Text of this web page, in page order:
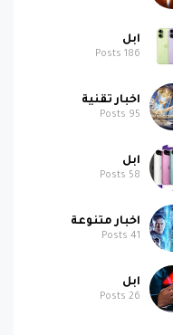
ابل
186
اخبار تقنية
95
ابل
58
اخبار متنوعة
41
ابل
26